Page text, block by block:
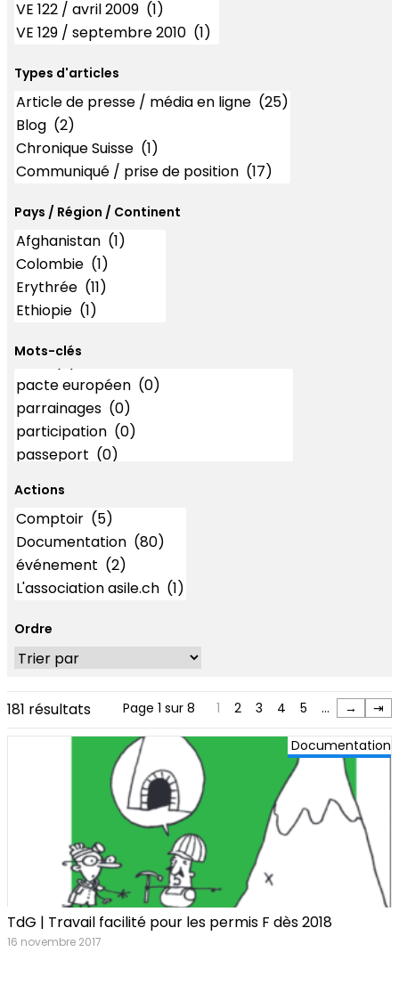
Types d'articles
Types d'articles
Pays / Région / Continent
Mots-clés
Mots-clés
Actions
Actions
Ordre
181 résultats Page 1 sur 8 1 2 3 4 5 … → ⇥
Documentation
TdG | Travail facilité pour les permis F dès 2018
16 novembre 2017